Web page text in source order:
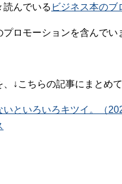
読んでいる ビジネス本のブ
ロモーションを含んでい
↓こちらの記事にまとめ
といろいろキツイ。（